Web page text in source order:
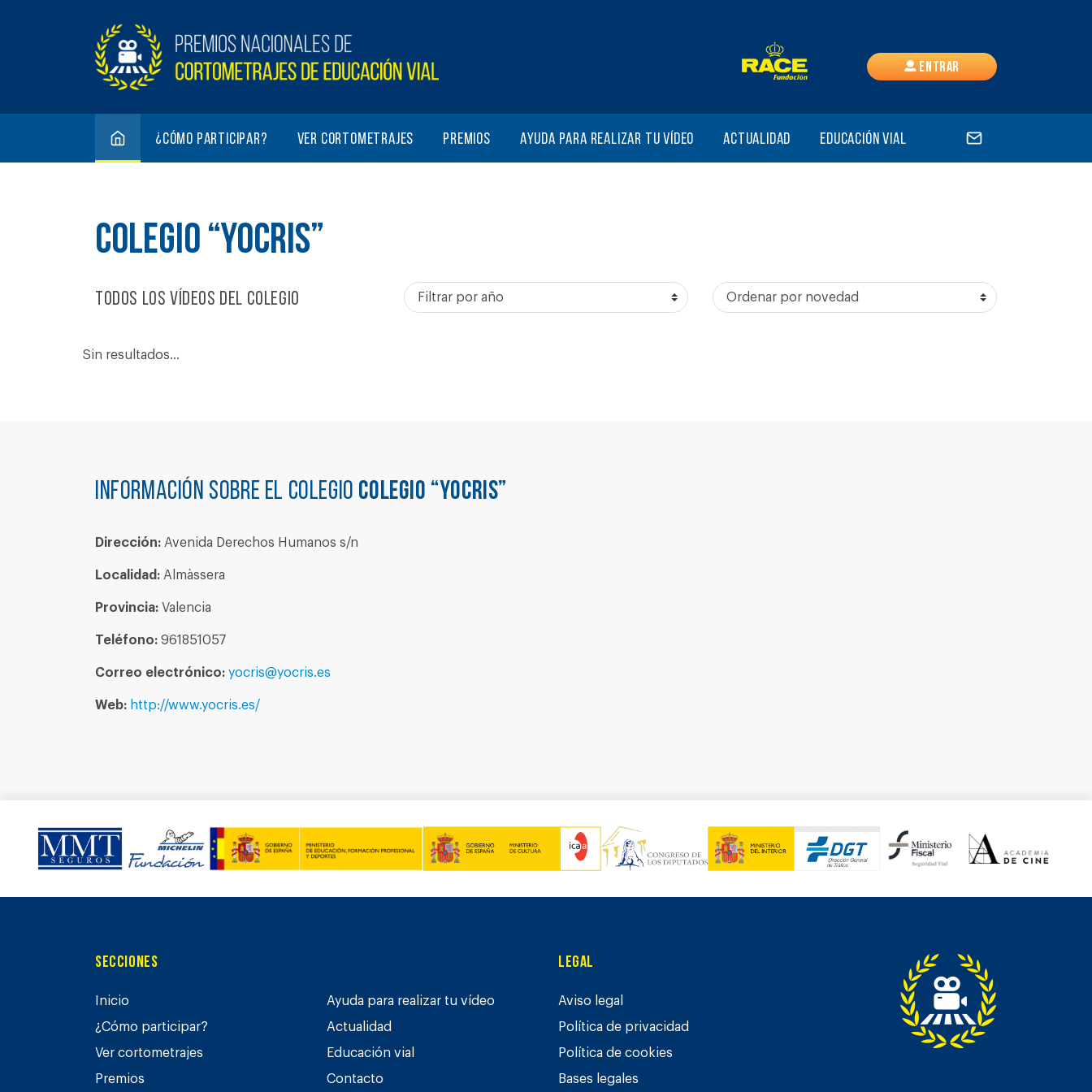
Entrar
¿Cómo participar? Ver cortometrajes Premios Ayuda para realizar tu vídeo Actualidad Educación vial
COLEGIO “YOCRIS”
Todos los vídeos del colegio
Sin resultados...
Información sobre el colegio COLEGIO “YOCRIS”
Dirección: Avenida Derechos Humanos s/n
Localidad: Almàssera
Provincia: Valencia
Teléfono: 961851057
Correo electrónico: yocris@yocris.es
Web: http://www.yocris.es/
Secciones
Inicio
¿Cómo participar?
Ver cortometrajes
Premios
Ayuda para realizar tu vídeo
Actualidad
Educación vial
Contacto
Legal
Aviso legal
Política de privacidad
Política de cookies
Bases legales